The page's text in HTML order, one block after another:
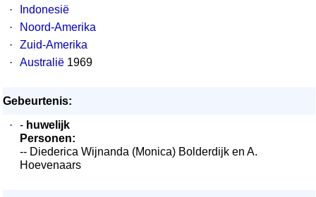
·
Indonesië
·
Noord-Amerika
·
Zuid-Amerika
·
Australië 1969
Gebeurtenis:
·
- huwelijk
Personen:
-- Diederica Wijnanda (Monica) Bolderdijk en A.
Hoevenaars